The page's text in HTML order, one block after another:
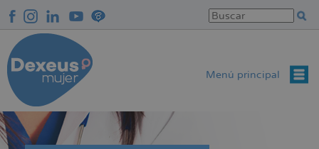
contenido
principal
Menú principal